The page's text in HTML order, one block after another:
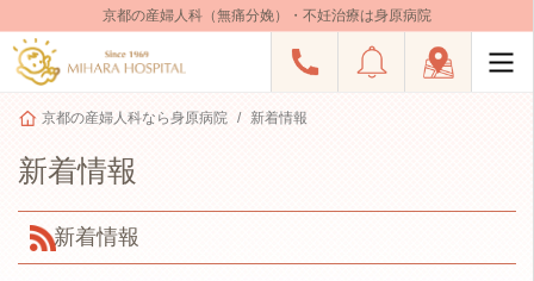
京都の産婦人科（無痛分娩）・不妊治療は身原病院
京都の産婦人科なら身原病院 新着情報
新着情報
新着情報